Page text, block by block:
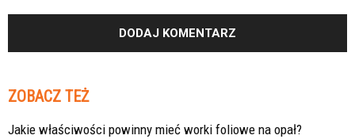
ZOBACZ TEŻ
Jakie właściwości powinny mieć worki foliowe na opał?